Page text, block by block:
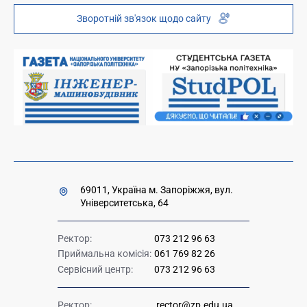
Інституційний репозиторій
Молодіжний хаб «FREETIME»
Платні послуги
Накази та розпорядження для оприлюднення
Міністерство освіти і науки України
Урядова "гаряча лінія" 1545
Зворотній зв'язок щодо сайту
69011, Україна м. Запоріжжя, вул.
Університетська, 64
Ректор:
073 212 96 63
Приймальна комісія: 061 769 82 26
Сервісний центр:
073 212 96 63
Ректор: rector@zp.edu.ua